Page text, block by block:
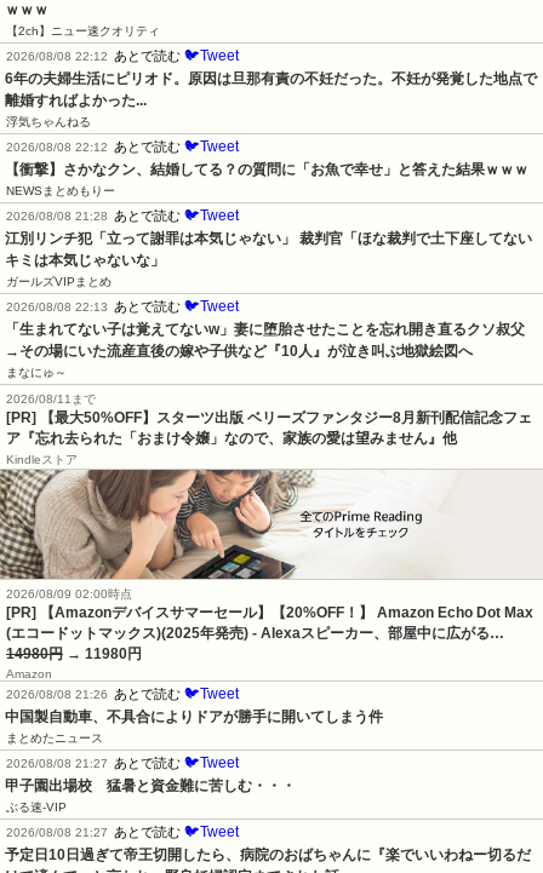
ｗｗｗ
【2ch】ニュー速クオリティ
2026/08/08 22:12
あとで読む 🐦Tweet
6年の夫婦生活にピリオド。原因は旦那有責の不妊だった。不妊が発覚した地点で
離婚すればよかった...
浮気ちゃんねる
2026/08/08 22:12
あとで読む 🐦Tweet
【衝撃】さかなクン、結婚してる？の質問に「お魚で幸せ」と答えた結果ｗｗｗ
NEWSまとめもりー
2026/08/08 21:28
あとで読む 🐦Tweet
江別リンチ犯「立って謝罪は本気じゃない」 裁判官「ほな裁判で土下座してない
キミは本気じゃないな」
ガールズVIPまとめ
2026/08/08 22:13
あとで読む 🐦Tweet
「生まれてない子は覚えてないw」妻に堕胎させたことを忘れ開き直るクソ叔父
→その場にいた流産直後の嫁や子供など『10人』が泣き叫ぶ地獄絵図へ
まなにゅ～
2026/08/11まで
[PR] 【最大50%OFF】スターツ出版 ベリーズファンタジー8月新刊配信記念フェ
ア『忘れ去られた「おまけ令嬢」なので、家族の愛は望みません』他
Kindleストア
2026/08/09 02:00時点
[PR] 【Amazonデバイスサマーセール】【20%OFF！】 Amazon Echo Dot Max
(エコードットマックス)(2025年発売) - Alexaスピーカー、部屋中に広がる…
14980円 → 11980円
Amazon
2026/08/08 21:26
あとで読む 🐦Tweet
中国製自動車、不具合によりドアが勝手に開いてしまう件
まとめたニュース
2026/08/08 21:27
あとで読む 🐦Tweet
甲子園出場校　猛暑と資金難に苦しむ・・・
ぶる速-VIP
2026/08/08 21:27
あとで読む 🐦Tweet
予定日10日過ぎて帝王切開したら、病院のおばちゃんに『楽でいいわねー切るだ